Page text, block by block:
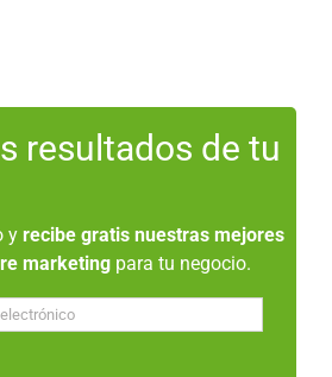
resultados de tu
y recibe gratis nuestras mejores
marketing para tu negocio.